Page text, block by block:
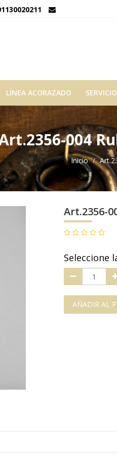
LÍNEA ACORAZADO
004
Inicio
Art.2356-
Seleccione
AÑADIR AL